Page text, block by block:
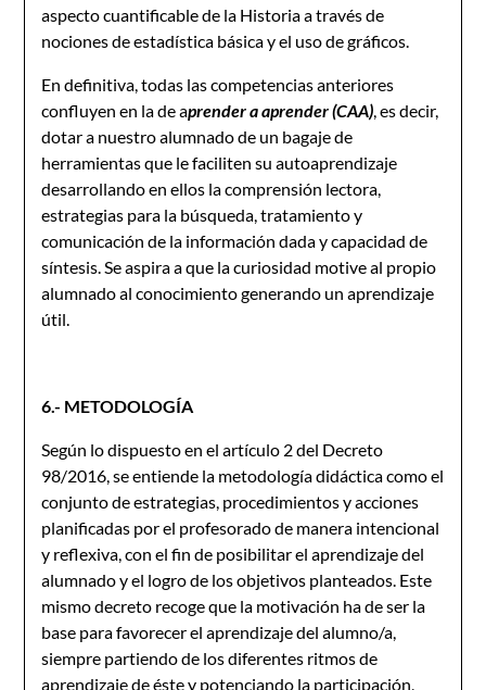
aspecto cuantificable de la Historia a través de
nociones de estadística básica y el uso de gráficos.
En definitiva, todas las competencias anteriores
confluyen en la de aprender a aprender (CAA), es decir,
dotar a nuestro alumnado de un bagaje de
herramientas que le faciliten su autoaprendizaje
desarrollando en ellos la comprensión lectora,
estrategias para la búsqueda, tratamiento y
comunicación de la información dada y capacidad de
síntesis. Se aspira a que la curiosidad motive al propio
alumnado al conocimiento generando un aprendizaje
útil.
6.- METODOLOGÍA
Según lo dispuesto en el artículo 2 del Decreto
98/2016, se entiende la metodología didáctica como el
conjunto de estrategias, procedimientos y acciones
planificadas por el profesorado de manera intencional
y reflexiva, con el fin de posibilitar el aprendizaje del
alumnado y el logro de los objetivos planteados. Este
mismo decreto recoge que la motivación ha de ser la
base para favorecer el aprendizaje del alumno/a,
siempre partiendo de los diferentes ritmos de
aprendizaje de éste y potenciando la participación,